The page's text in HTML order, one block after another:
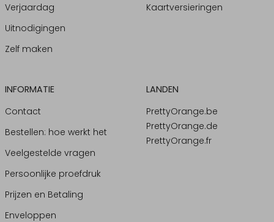
Verjaardag
Uitnodigingen
Zelf maken
Kaartversieringen
INFORMATIE
Contact
Bestellen: hoe werkt het
Veelgestelde vragen
Persoonlijke proefdruk
Prijzen en Betaling
Enveloppen
LANDEN
PrettyOrange.be
PrettyOrange.de
PrettyOrange.fr